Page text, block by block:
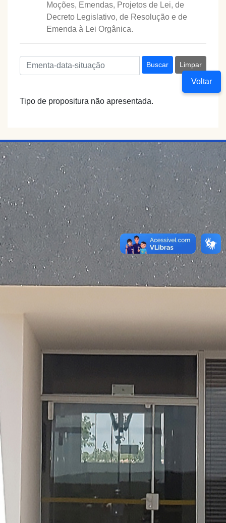
Voltar
Moções, Emendas, Projetos de Lei, de
Decreto Legislativo, de Resolução e de
Emenda à Lei Orgânica.
Buscar Limpar
Tipo de propositura não apresentada.